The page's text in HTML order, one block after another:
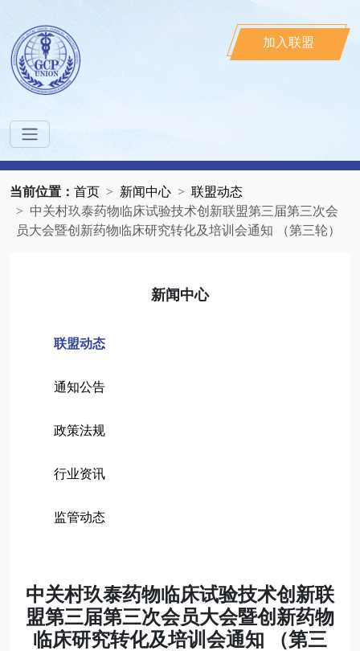
加入联盟
当前位置： 首页 新闻中心
联盟动态
中关村玖泰药物临床试验技术创新联盟第三届第三次会
员大会暨创新药物临床研究转化及培训会通知 （第三轮）
新闻中心
联盟动态
通知公告
政策法规
行业资讯
监管动态
中关村玖泰药物临床试验技术创新联
盟第三届第三次会员大会暨创新药物
临床研究转化及培训会通知 （第三